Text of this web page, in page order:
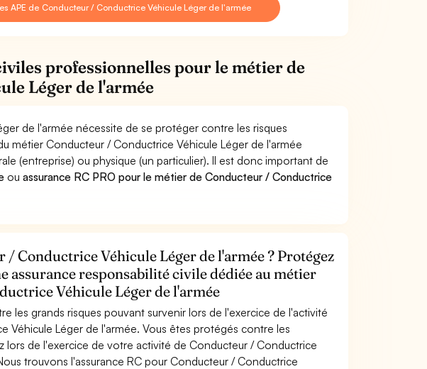
APE de Conducteur / Conductrice Véhicule Léger de l'armée
professionnelles pour le métier de
Léger de l'armée
de l'armée nécessite de se protéger contre les risques
métier Conducteur / Conductrice Véhicule Léger de l'armée
(entreprise) ou physique (un particulier). Il est donc important de
ouassurance RC PRO pour le métier de Conducteur / Conductrice
/ Conductrice Véhicule Léger de l'armée ? Protégez
assurance responsabilité civile dédiée au métier
Véhicule Léger de l'armée
les grands risques pouvant survenir lors de l'exercice de l'activité
Véhicule Léger de l'armée. Vous êtes protégés contre les
lors de l'exercice de votre activité de Conducteur / Conductrice
trouvons l'assurance RC pour Conducteur / Conductrice